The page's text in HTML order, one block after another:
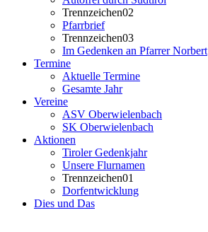
Trennzeichen02
Pfarrbrief
Trennzeichen03
Im Gedenken an Pfarrer Norbert
Termine
Aktuelle Termine
Gesamte Jahr
Vereine
ASV Oberwielenbach
SK Oberwielenbach
Aktionen
Tiroler Gedenkjahr
Unsere Flurnamen
Trennzeichen01
Dorfentwicklung
Dies und Das